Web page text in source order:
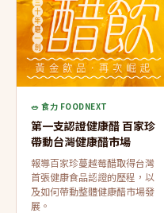
🥗 食力 FOODNEXT
第一支認證健康醋 百家珍
帶動台灣健康醋市場
報導百家珍蔓越莓醋取得台灣
首張健康食品認證的歷程，以
及如何帶動整體健康醋市場發
展。